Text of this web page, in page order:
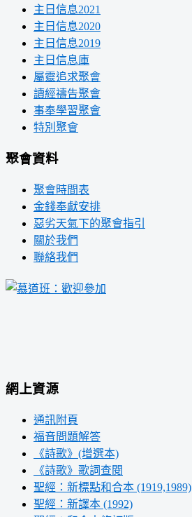
主日信息2021
主日信息2020
主日信息2019
主日信息庫
屬靈追求聚會
讀經禱告聚會
事奉學習聚會
特別聚會
聚會資料
聚會時間表
金錢奉獻安排
惡劣天氣下的聚會指引
關於我們
聯絡我們
網上資源
通訊附頁
福音問題解答
《詩歌》(增選本)
《詩歌》歌詞查閱
聖經：新標點和合本 (1919,1989)
聖經：新譯本 (1992)